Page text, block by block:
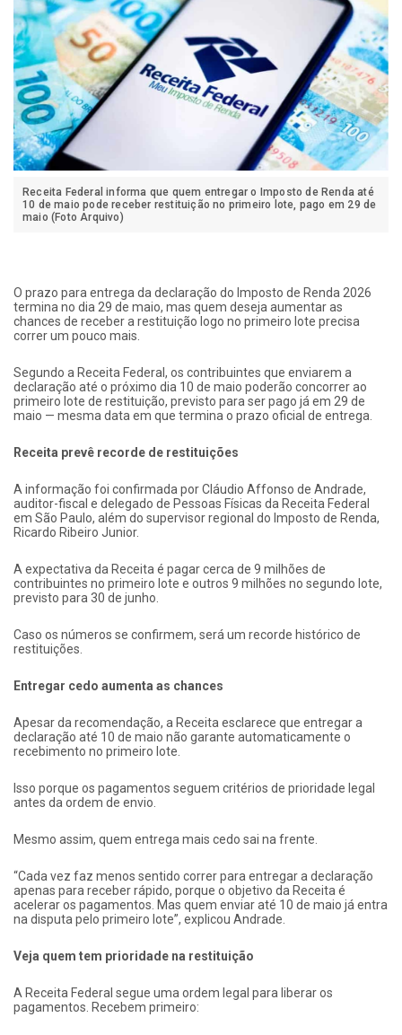
Receita Federal informa que quem entregar o Imposto de Renda até
10 de maio pode receber restituição no primeiro lote, pago em 29 de
maio (Foto Arquivo)
O prazo para entrega da declaração do Imposto de Renda 2026
termina no dia 29 de maio, mas quem deseja aumentar as
chances de receber a restituição logo no primeiro lote precisa
correr um pouco mais.
Segundo a Receita Federal, os contribuintes que enviarem a
declaração até o próximo dia 10 de maio poderão concorrer ao
primeiro lote de restituição, previsto para ser pago já em 29 de
maio — mesma data em que termina o prazo oficial de entrega.
Receita prevê recorde de restituições
A informação foi confirmada por Cláudio Affonso de Andrade,
auditor-fiscal e delegado de Pessoas Físicas da Receita Federal
em São Paulo, além do supervisor regional do Imposto de Renda,
Ricardo Ribeiro Junior.
A expectativa da Receita é pagar cerca de 9 milhões de
contribuintes no primeiro lote e outros 9 milhões no segundo lote,
previsto para 30 de junho.
Caso os números se confirmem, será um recorde histórico de
restituições.
Entregar cedo aumenta as chances
Apesar da recomendação, a Receita esclarece que entregar a
declaração até 10 de maio não garante automaticamente o
recebimento no primeiro lote.
Isso porque os pagamentos seguem critérios de prioridade legal
antes da ordem de envio.
Mesmo assim, quem entrega mais cedo sai na frente.
“Cada vez faz menos sentido correr para entregar a declaração
apenas para receber rápido, porque o objetivo da Receita é
acelerar os pagamentos. Mas quem enviar até 10 de maio já entra
na disputa pelo primeiro lote”, explicou Andrade.
Veja quem tem prioridade na restituição
A Receita Federal segue uma ordem legal para liberar os
pagamentos. Recebem primeiro: